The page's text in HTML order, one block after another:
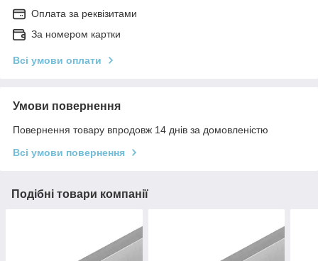
Оплата за реквізитами
За номером картки
Всі умови оплати
Умови повернення
Повернення товару впродовж 14 днів за домовленістю
Всі умови повернення
Подібні товари компанії